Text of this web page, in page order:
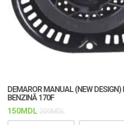
DEMAROR MANUAL (NEW
BENZINĂ 170F
150MDL 200MDL